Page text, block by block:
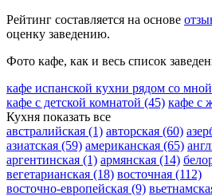
Рейтинг составляется на основе
оценку заведению.
Фото кафе, как и весь список
кафе испанской кухни рядом со мной
кафе с детской комнатой (45) кафе с
Кухня показать все
австралийская (1) авторская (60)
азиатская (59) американская (65)
аргентинская (1) армянская (14)
вегетарианская (18) восточная (112)
восточно-европейская (9)